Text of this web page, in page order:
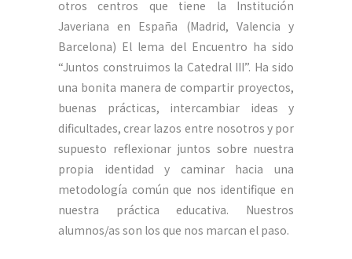
otros centros que tiene la Institución
Javeriana en España (Madrid, Valencia y
Barcelona) El lema del Encuentro ha sido
“Juntos construimos la Catedral III”. Ha sido
una bonita manera de compartir proyectos,
buenas prácticas, intercambiar ideas y
dificultades, crear lazos entre nosotros y por
supuesto reflexionar juntos sobre nuestra
propia identidad y caminar hacia una
metodología común que nos identifique en
nuestra práctica educativa. Nuestros
alumnos/as son los que nos marcan el paso.